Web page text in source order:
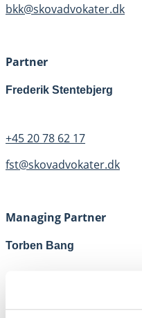
bkk@skovadvokater.dk
Partner
Frederik Stentebjerg
+45 20 78 62 17
fst@skovadvokater.dk
Managing Partner
Torben Bang